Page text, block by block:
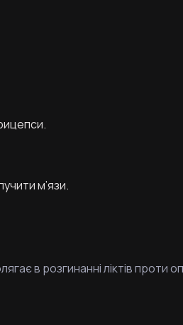
м’язи.
в розгинанні ліктів